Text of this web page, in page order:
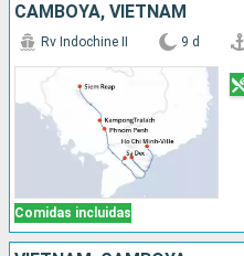
CAMBOYA, VIETNAM
Comidas incluidas
Rv Indochine II 9 d